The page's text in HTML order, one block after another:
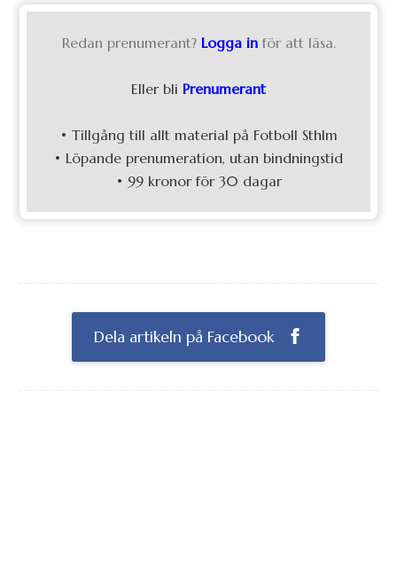
Redan prenumerant? Logga in för att läsa.
Eller bli Prenumerant
• Tillgång till allt material på Fotboll Sthlm
• Löpande prenumeration, utan bindningstid
• 99 kronor för 30 dagar
Dela artikeln på Facebook